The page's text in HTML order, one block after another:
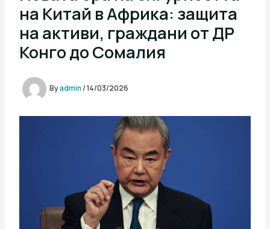
на Китай в Африка: защита
на активи, граждани от ДР
Конго до Сомалия
Byadmin/14/03/2026